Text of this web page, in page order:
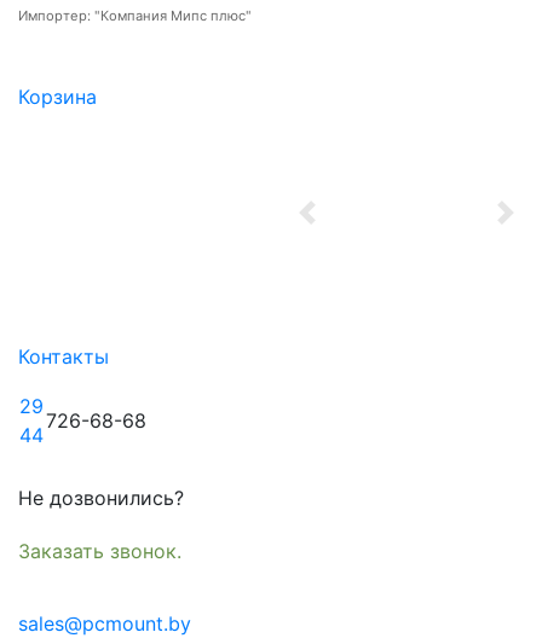
Корзина
Previous
Контакты
29
44
726-68-68
Не дозвонились?
Заказать звонок.
sales@pcmount.by
Импортер: "Компания Мипс плюс"